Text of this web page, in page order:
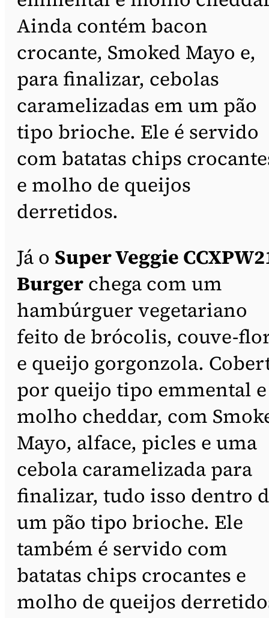
Ainda contém bacon
crocante, Smoked Mayo e,
para finalizar, cebolas
caramelizadas em um pão
tipo brioche. Ele é servido
com batatas chips
e molho de queijos
derretidos.
Já o Super Veggie
Burger chega com um
hambúrguer vegetariano
feito de brócolis, couve-
e queijo gorgonzola.
por queijo tipo emmental e
molho cheddar, com
Mayo, alface, picles e uma
cebola caramelizada para
finalizar, tudo isso dentro
um pão tipo brioche. Ele
também é servido com
batatas chips crocantes e
molho de queijos